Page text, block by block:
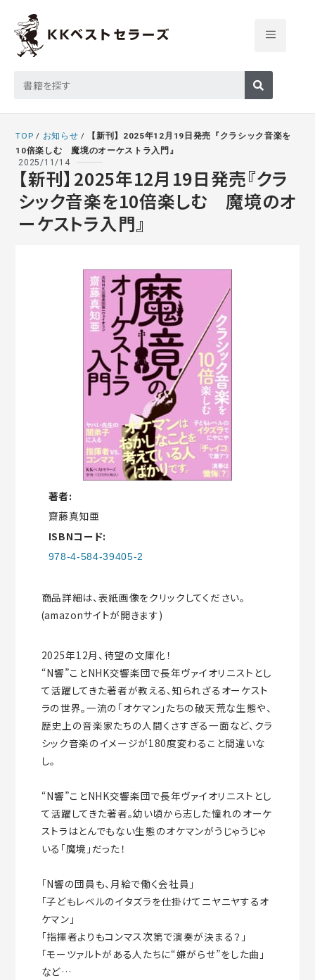
TOP / お知らせ /
【新刊】2025年12月19日発売『クラシック音楽を
10倍楽しむ 魔境のオーケストラ入門』
2025/11/14
【新刊】2025年12月19日発売『クラ
シック音楽を10倍楽しむ 魔境のオ
ーケストラ入門』
著者:
齋藤真知亜
ISBNコード:
978-4-584-39405-2
商品詳細は、表紙画像をクリックしてください。
(amazonサイトが開きます)
2025年12月、待望の文庫化！
“N響”ことNHK交響楽団で長年ヴァイオリニストとし
て活躍してきた著者が教える、知られざるオーケスト
ラの世界。一流の「オケマン」たちの破天荒な生態や、
歴史上の音楽家たちの人間くさすぎる一面など、クラ
シック音楽のイメージが180度変わること間違いな
し。
“N響”ことNHK交響楽団で長年ヴァイオリニストとし
て活躍してきた著者。幼い頃から志した憧れのオーケ
ストラはとんでもない生態のオケマンがうじゃうじゃ
いる「魔境」だった！
「N響の団員も、月給で働く会社員」
「子どもレベルのイタズラを仕掛けてニヤニヤするオ
ケマン」
「指揮者よりもコンマス次第で演奏が決まる？」
「モーツァルトがある人たちに“嫌がらせ”をした曲」
など…